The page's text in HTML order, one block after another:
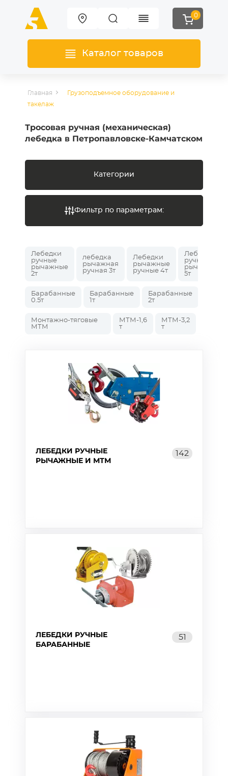
0
Каталог товаров
Главная
Грузоподъемное оборудование и
такелаж
Тросовая ручная (механическая)
лебедка в Петропавловске-Камчатском
Категории
Фильтр по параметрам:
Лебедки
ручные
рычажные
2т
лебедка
рычажная
ручная 3т
Лебедки
рычажные
ручные 4т
Лебедки
ручные
рычажные
5т
Барабанные
0.5т
Барабанные
1т
Барабанные
2т
Монтажно-тяговые
МТМ
МТМ-1,6
т
МТМ-3,2
т
ЛЕБЕДКИ РУЧНЫЕ
РЫЧАЖНЫЕ И МТМ
142
ЛЕБЕДКИ РУЧНЫЕ
БАРАБАННЫЕ
51